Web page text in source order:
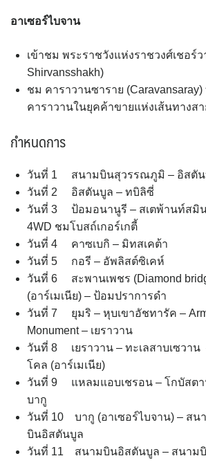
อาเซอร์ไบจาน
เข้าชม พระราชวังแห่งราชวงศ์เชอร์ว
Shirvansshakh)
ชม คาราวานซาราย
คาราวานในยุคค้าขายแห่งเส้นทางส
กำหนดการ
วันที่ 1 สนามบินสุวรรณภูมิ – อิสตัน
วันที่ 2 อิสตันบูล – ทบิลิซี่
วันที่ 3 ป้อมอนานูรี – สเตพ้านท์สมิน
4WD ชมโบสถ์เกอร์เกตี้
วันที่ 4 คาซเบกิ – มิทสเคต้า
วันที่ 5 กอรี – อัพลิสต์ซิเคห์
วันที่ 6 สะพานเพชร (Diamond
(อาร์เมเนีย) – ป้อมปราการดำ
วันที่ 7 ยุมริ – หุบเขาอัชทารัค –
Monument – เยราวาน
วันที่ 8 เยราวาน – ทะเลสาบเซวาน
โคล (อาร์เมเนีย)
วันที่ 9 แหลมแอบเชรอน – โกบัสตา
บากู
วันที่ 10 บากู (อาเซอร์ไบจาน) – สน
บินอิสตันบูล
วันที่ 11 สนามบินอิสตันบูล – สนาม